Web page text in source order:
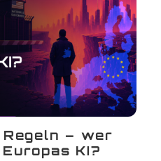
Regeln – wer
KI?